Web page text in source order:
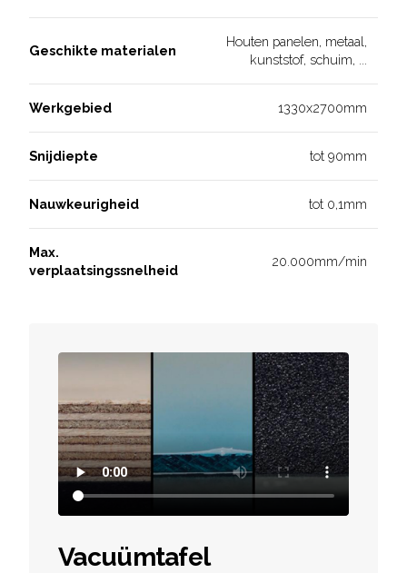
Geschikte materialen
Houten panelen, metaal,
kunststof, schuim, ...
Werkgebied 1330x2700mm
Snijdiepte tot 90mm
Nauwkeurigheid tot 0,1mm
Max.
verplaatsingssnelheid
20.000mm/min
Vacuümtafel